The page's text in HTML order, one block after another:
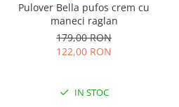
Pulover Bella pufos crem cu
maneci raglan
179,00 RON
122,00 RON
IN STOC